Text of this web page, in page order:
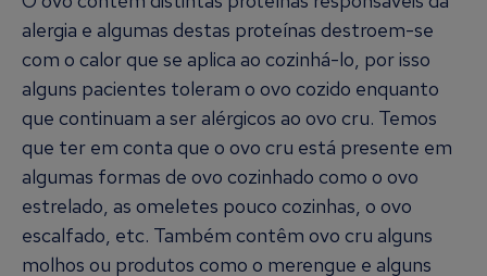
alergia e algumas destas proteínas destroem-se
com o calor que se aplica ao cozinhá-lo, por isso
alguns pacientes toleram o ovo cozido enquanto
que continuam a ser alérgicos ao ovo cru. Temos
que ter em conta que o ovo cru está presente em
algumas formas de ovo cozinhado como o ovo
estrelado, as omeletes pouco cozinhas, o ovo
escalfado, etc. Também contêm ovo cru alguns
molhos ou produtos como o merengue e alguns